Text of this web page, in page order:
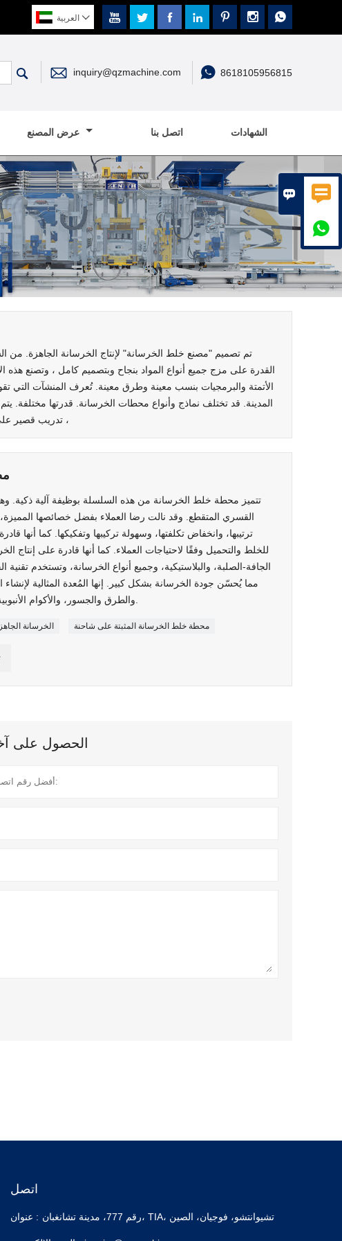
 

       العربية 
  inquiry@qzmachine.com  8618105956815
عرض المصنع اتصل بنا الشهادات
تم تصميم "مصنع خلط الخرسانة" لإنتاج الخرسانة الجاهزة. من
القدرة على مزج جميع أنواع المواد بنجاح وبتصميم كامل ، وتصنع
الأتمتة والبرمجيات بنسب معينة وطرق معينة. تُعرف المنشآت التي
المدينة. قد تختلف نماذج وأنواع محطات الخرسانة. قدرتها مختلفة.
تدريب قصير على الأتمتة ، يمكن استخدام محطة خلط الخرسانة. يوجد في المصنع دلاء مجمعة ،
تتميز محطة خلط الخرسانة من هذه السلسلة بوظيفة آلية ذكية.
القسري المتقطع. وقد نالت رضا العملاء بفضل خصائصها
ترتيبها، وانخفاض تكلفتها، وسهولة تركيبها وتفكيكها. كما أنها
للخلط والتحميل وفقًا لاحتياجات العملاء. كما أنها قادرة على إنتاج
الجافة-الصلبة، والبلاستيكية، وجميع أنواع الخرسانة، وتستخدم
مما يُحسّن جودة الخرسانة بشكل كبير. إنها المُعدة المثالية لإنشاء
الخرسانة محطة خلط الخرسانة المثبتة على شاحنة
الحصول على
اتصل
عنوان : رقم 777، مدينة تشانغبان، TIA، تشيوانتشو، فوجيان، الصين